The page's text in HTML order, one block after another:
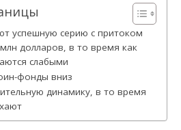
успешную серию с притоком
долларов, в то время как
слабыми
фонды вниз
динамику, в то время